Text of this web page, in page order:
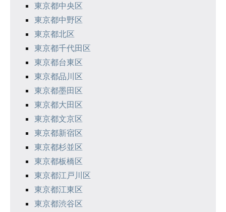
東京都中央区
東京都中野区
東京都北区
東京都千代田区
東京都台東区
東京都品川区
東京都墨田区
東京都大田区
東京都文京区
東京都新宿区
東京都杉並区
東京都板橋区
東京都江戸川区
東京都江東区
東京都渋谷区